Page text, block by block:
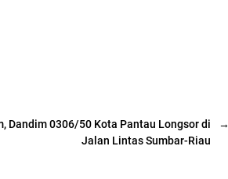
→
Dandim 0306/50 Kota Pantau Longsor di
Jalan Lintas Sumbar-Riau